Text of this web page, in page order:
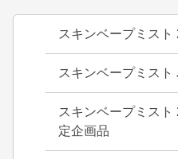
スキンベープミスト
スキンベープミスト
スキンベープミスト
定企画品